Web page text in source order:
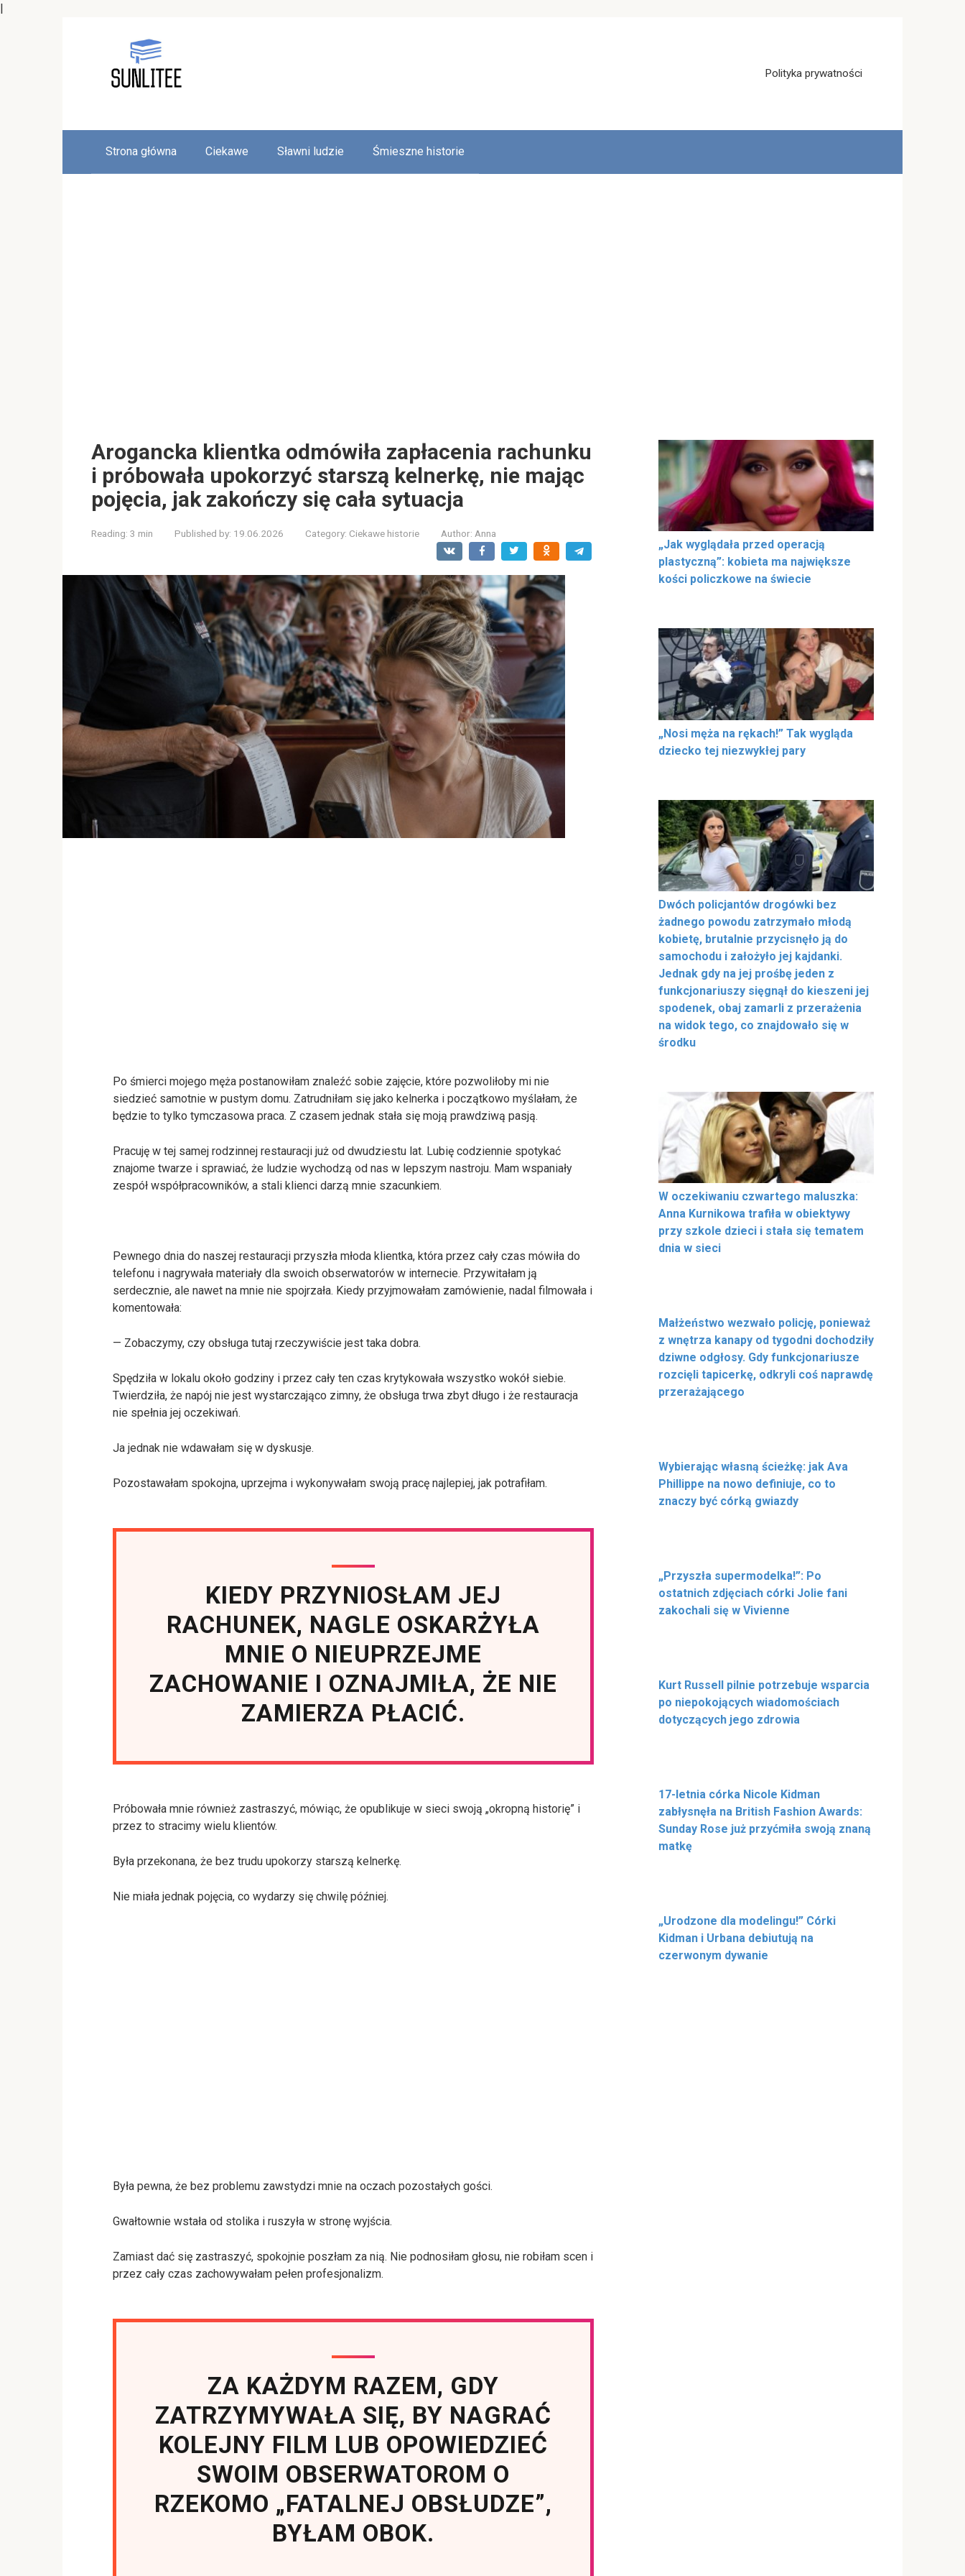
|
Polityka prywatności
Strona główna Ciekawe Sławni ludzie Śmieszne historie
Arogancka klientka odmówiła zapłacenia rachunku
i próbowała upokorzyć starszą kelnerkę, nie mając
pojęcia, jak zakończy się cała sytuacja
Reading: 3 min Published by: 19.06.2026 Category: Ciekawe historie Author: Anna
Po śmierci mojego męża postanowiłam znaleźć sobie zajęcie, które pozwoliłoby mi nie
siedzieć samotnie w pustym domu. Zatrudniłam się jako kelnerka i początkowo myślałam, że
będzie to tylko tymczasowa praca. Z czasem jednak stała się moją prawdziwą pasją.
Pracuję w tej samej rodzinnej restauracji już od dwudziestu lat. Lubię codziennie spotykać
znajome twarze i sprawiać, że ludzie wychodzą od nas w lepszym nastroju. Mam wspaniały
zespół współpracowników, a stali klienci darzą mnie szacunkiem.
Pewnego dnia do naszej restauracji przyszła młoda klientka, która przez cały czas mówiła do
telefonu i nagrywała materiały dla swoich obserwatorów w internecie. Przywitałam ją
serdecznie, ale nawet na mnie nie spojrzała. Kiedy przyjmowałam zamówienie, nadal filmowała i
komentowała:
— Zobaczymy, czy obsługa tutaj rzeczywiście jest taka dobra.
Spędziła w lokalu około godziny i przez cały ten czas krytykowała wszystko wokół siebie.
Twierdziła, że napój nie jest wystarczająco zimny, że obsługa trwa zbyt długo i że restauracja
nie spełnia jej oczekiwań.
Ja jednak nie wdawałam się w dyskusje.
Pozostawałam spokojna, uprzejma i wykonywałam swoją pracę najlepiej, jak potrafiłam.
KIEDY PRZYNIOSŁAM JEJ
RACHUNEK, NAGLE OSKARŻYŁA
MNIE O NIEUPRZEJME
ZACHOWANIE I OZNAJMIŁA, ŻE NIE
ZAMIERZA PŁACIĆ.
Próbowała mnie również zastraszyć, mówiąc, że opublikuje w sieci swoją „okropną historię” i
przez to stracimy wielu klientów.
Była przekonana, że bez trudu upokorzy starszą kelnerkę.
Nie miała jednak pojęcia, co wydarzy się chwilę później.
Była pewna, że bez problemu zawstydzi mnie na oczach pozostałych gości.
Gwałtownie wstała od stolika i ruszyła w stronę wyjścia.
Zamiast dać się zastraszyć, spokojnie poszłam za nią. Nie podnosiłam głosu, nie robiłam scen i
przez cały czas zachowywałam pełen profesjonalizm.
ZA KAŻDYM RAZEM, GDY
ZATRZYMYWAŁA SIĘ, BY NAGRAĆ
KOLEJNY FILM LUB OPOWIEDZIEĆ
SWOIM OBSERWATOROM O
RZEKOMO „FATALNEJ OBSŁUDZE”,
BYŁAM OBOK.
„Jak wyglądała przed operacją
plastyczną”: kobieta ma największe
kości policzkowe na świecie
„Nosi męża na rękach!” Tak wygląda
dziecko tej niezwykłej pary
Dwóch policjantów drogówki bez
żadnego powodu zatrzymało młodą
kobietę, brutalnie przycisnęło ją do
samochodu i założyło jej kajdanki.
Jednak gdy na jej prośbę jeden z
funkcjonariuszy sięgnął do kieszeni jej
spodenek, obaj zamarli z przerażenia
na widok tego, co znajdowało się w
środku
W oczekiwaniu czwartego maluszka:
Anna Kurnikowa trafiła w obiektywy
przy szkole dzieci i stała się tematem
dnia w sieci
Małżeństwo wezwało policję, ponieważ
z wnętrza kanapy od tygodni dochodziły
dziwne odgłosy. Gdy funkcjonariusze
rozcięli tapicerkę, odkryli coś naprawdę
przerażającego
Wybierając własną ścieżkę: jak Ava
Phillippe na nowo definiuje, co to
znaczy być córką gwiazdy
„Przyszła supermodelka!”: Po
ostatnich zdjęciach córki Jolie fani
zakochali się w Vivienne
Kurt Russell pilnie potrzebuje wsparcia
po niepokojących wiadomościach
dotyczących jego zdrowia
17-letnia córka Nicole Kidman
zabłysnęła na British Fashion Awards:
Sunday Rose już przyćmiła swoją znaną
matkę
„Urodzone dla modelingu!” Córki
Kidman i Urbana debiutują na
czerwonym dywanie